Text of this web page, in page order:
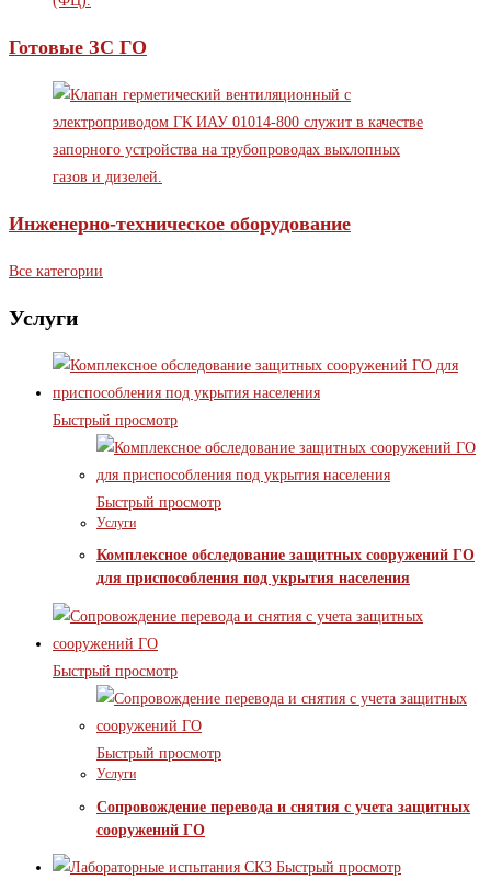
Готовые ЗС ГО
Инженерно-техническое оборудование
Все категории
Услуги
Быстрый просмотр
Быстрый просмотр
Услуги
Комплексное обследование защитных сооружений ГО
для приспособления под укрытия населения
Быстрый просмотр
Быстрый просмотр
Услуги
Сопровождение перевода и снятия с учета защитных
сооружений ГО
Быстрый просмотр